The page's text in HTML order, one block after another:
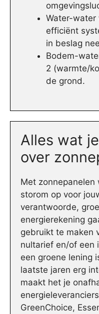
Water-water
efficiënt
in beslag
Bodem-
2 (warmte/
de grond.
Alles wat
over
Met zonnepanelen
storom op voor
verantwoorde,
energierekening
gebruikt te maken
nultarief en/of een
een groene lening
laatste jaren erg
maakt het je
GreenChoice,